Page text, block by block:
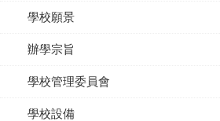
學校願景
辦學宗旨
學校管理委員會
學校設備